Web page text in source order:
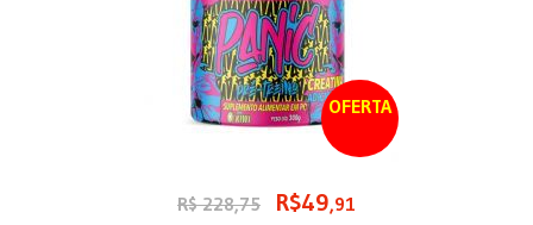
OFERTA
R$ 228,75 R$49,91